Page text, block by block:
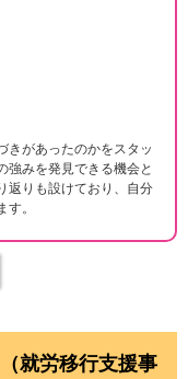
きがあったのかをスタッ
強みを発見できる機会と
返りも設けており、自分
。
就労移行支援事